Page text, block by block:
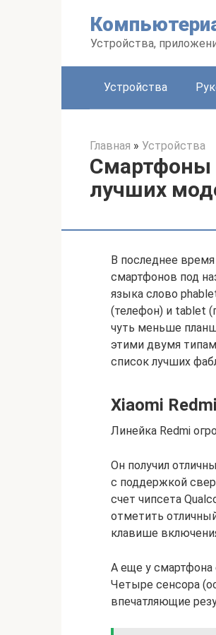
Устройства,
Устройства
Главная » Устройства
Смартфоны
лучших
В последнее
смартфонов под
языка слово
(телефон) и tablet
чуть меньше
этими двумя
список лучших
Xiaomi
Линейка Redmi
Он получил
с поддержкой
счет чипсета
отметить
клавише
А еще у смартфона
Четыре сенсора
впечатляющие